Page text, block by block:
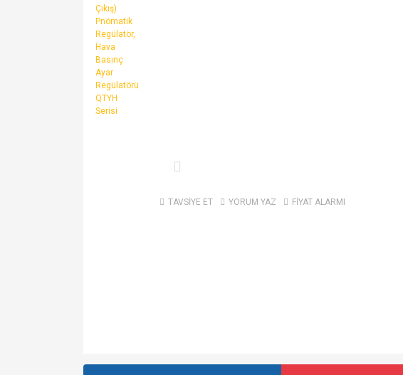
TAVSİYE ET YORUM YAZ FİYAT ALARMI